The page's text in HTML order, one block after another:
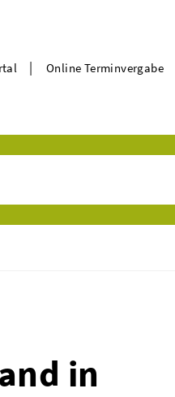
| Online Terminvergabe
in